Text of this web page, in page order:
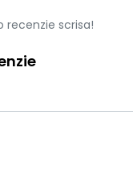
recenzie scrisa!